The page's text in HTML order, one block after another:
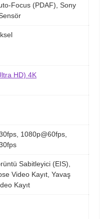
Focus (PDAF), Sony
HD) 4K
1080p@60fps,
Sabitleyici (EIS),
Video Kayıt, Yavaş
Kayıt